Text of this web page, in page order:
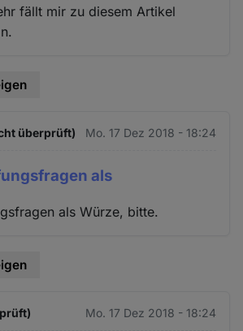
fällt mir zu diesem Artikel
überprüft) Mo. 17 Dez 2018 - 18:24
als
als Würze, bitte.
Mo. 17 Dez 2018 - 18:24